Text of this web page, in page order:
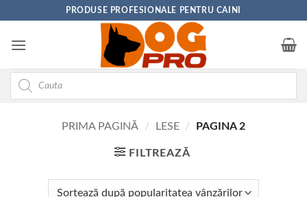
content
PRODUSE PROFESIONALE PENTRU CAINI
Products
search
PRIMA PAGINĂ / LESE / PAGINA 2
FILTREAZĂ